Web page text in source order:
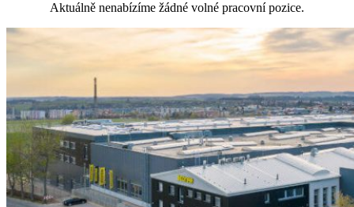
Aktuálně nenabízíme žádné volné pracovní pozice.